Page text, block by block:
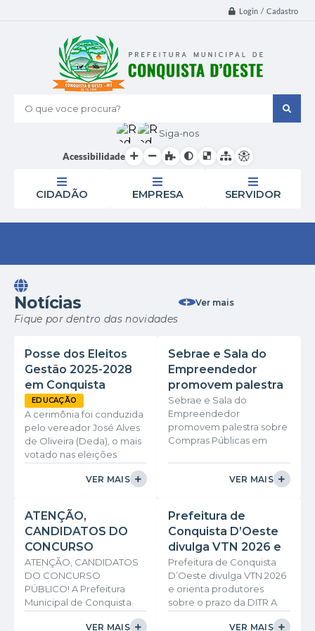
Login / Cadastro
O que voce procura?
Siga-nos
Acessibilidade
CIDADÃO EMPRESA SERVIDOR
Notícias
Fique por dentro das novidades
Ver mais
Posse dos Eleitos
Gestão 2025-2028
em Conquista
D’Oeste
EDUCAÇÃO
A cerimônia foi conduzida
pelo vereador José Alves
de Oliveira (Deda), o mais
votado nas eleições
2024. Conforme o
Câmara, coube a ele
presidir a sessão e liderar
os procedimentos de
posse. Tomaram posse
como vereadores: José
Alves de Oliveira (Deda),
Edivaldo José Pereira,
Noel de Souza, Renato
Batista da Silva, José Alves
Bezerra, Vanderlaine
VER MAIS
Sebrae e Sala do
Empreendedor
promovem palestra
sobre Compras
Públicas em
Conquista D’Oeste
Sebrae e Sala do
Empreendedor
promovem palestra sobre
Compras Públicas em
Empreendedores,
empresários e
negócios com o setor
público terão a
oportunidade de
participar da palestra
"Compras Públicas como
Estratégia de
Desenvolvimento Local",
promovida pelo Sebrae,
em parceria com a Sala
VER MAIS
ATENÇÃO,
CANDIDATOS DO
CONCURSO
PÚBLICO!
ATENÇÃO, CANDIDATOS
DO CONCURSO
PÚBLICO! A Prefeitura
Municipal de Conquista
VER MAIS
Prefeitura de
Conquista D’Oeste
divulga VTN 2026 e
orienta produtores
sobre o prazo da
DITR
Prefeitura de Conquista
D’Oeste divulga VTN 2026
e orienta produtores
sobre o prazo da DITR A
VER MAIS